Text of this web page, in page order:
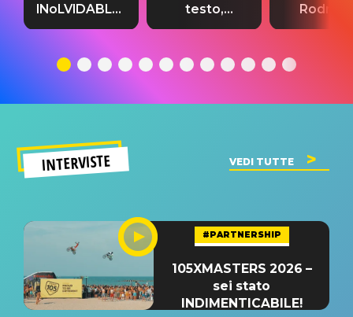
INoLVIDABLE”:
testo,
significato
testo,
traduzione e
del singolo
testo,
INTERVISTE VEDI TUTTE
#PARTNERSHIP
105XMASTERS 2026 –
sei stato
INDIMENTICABILE!